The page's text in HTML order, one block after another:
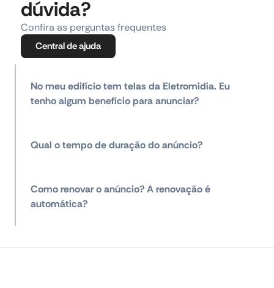
dúvida?
Confira as perguntas frequentes
Central de ajuda
No meu edifício tem telas da Eletromidia. Eu
tenho algum benefício para anunciar?
Qual o tempo de duração do anúncio?
Como renovar o anúncio? A renovação é
automática?